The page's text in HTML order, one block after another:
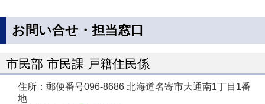
ー
で
開
き
お問い合せ・担当窓口
市民部 市民課 戸籍住民係
住所：郵便番号096-8686 北海道名寄市大通南1丁目1番
地